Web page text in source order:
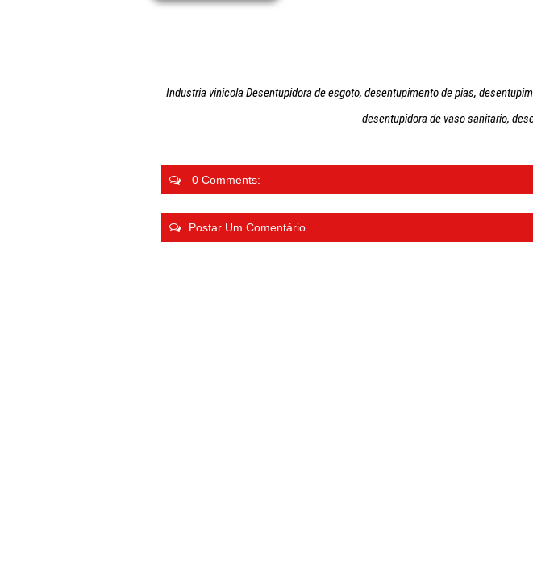
Industria vinicola Desentupidora de esgoto, desentupimento de pias,
desentupidora de vaso sanitario,
0 Comments:
Postar Um Comentário